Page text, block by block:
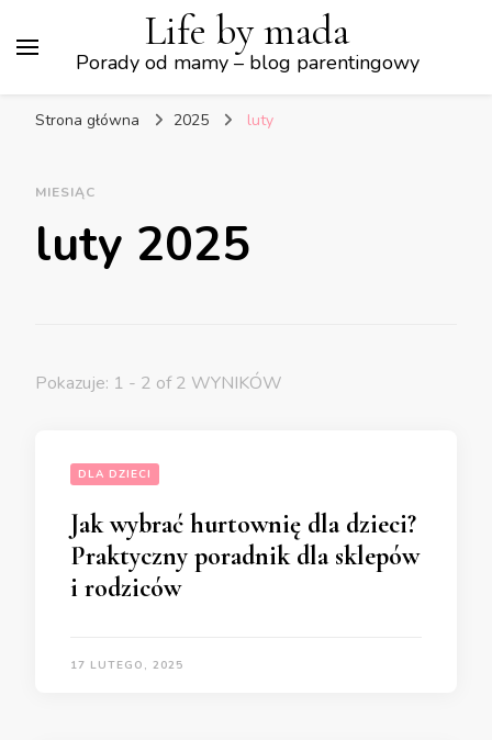
Life by mada
Porady od mamy – blog parentingowy
Strona główna 2025 luty
MIESIĄC
luty 2025
Pokazuje: 1 - 2 of 2 WYNIKÓW
DLA DZIECI
Jak wybrać hurtownię dla dzieci?
Praktyczny poradnik dla sklepów
i rodziców
17 LUTEGO, 2025